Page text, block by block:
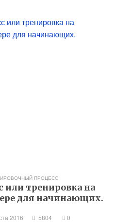
ПРОЦЕСС
или тренировка на
для начинающих.
2016 5804 0